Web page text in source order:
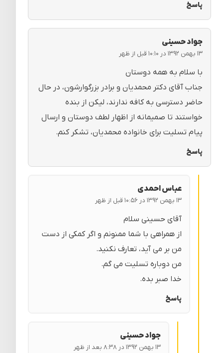
پاسخ
جواد حسینی
۱۳ بهمن ۱۳۹۲ در ۱۰:۱۰ قبل از ظهر
با سلام به همه دوستان
جناب آقای دکتر محمدیان و برادر بزرگوارشون، در حال
حاضر دسترسی به کافه ندارند، لیکن از بنده
خواستند تا صمیمانه از اظهار لطف دوستان و ارسال
پیام تسلیت برای خانواده محمدیان، تشکر کنم.
پاسخ
عباس احمدی
۱۳ بهمن ۱۳۹۲ در ۱۰:۵۶ قبل از ظهر
آقای حسینی سلام
از همراهی با شما ممنونم و اگر کمکی از دست
من بر می آید، تعارف نکنید.
من دوباره تسلیت می گم.
خدا صبر بده.
پاسخ
جواد حسینی
۱۳ بهمن ۱۳۹۲ در ۸:۳۸ بعد از ظهر